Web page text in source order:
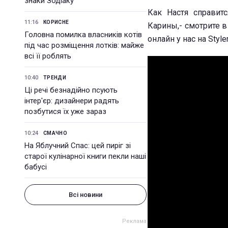
11:16 КОРИСНЕ
Головна помилка власників котів
під час розміщення лотків: майже
всі її роблять
10:40 ТРЕНДИ
Ці речі безнадійно псують
інтер'єр: дизайнери радять
позбутися їх уже зараз
10:24 СМАЧНО
На Яблучний Спас: цей пиріг зі
старої кулінарної книги пекли наші
бабусі
Всі новини
Как Настя
Карины,- смотрите
онлайн у нас на